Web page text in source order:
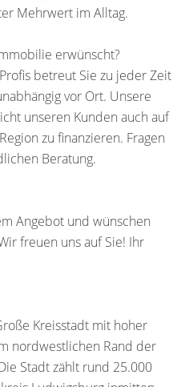
Mehrwert im Alltag.
erwünscht?
betreut Sie zu jeder Zeit
vor Ort. Unsere
unseren Kunden auch auf
zu finanzieren. Fragen
Beratung.
Angebot und wünschen
freuen uns auf Sie! Ihr
Kreisstadt mit hoher
nordwestlichen Rand der
Stadt zählt rund 25.000